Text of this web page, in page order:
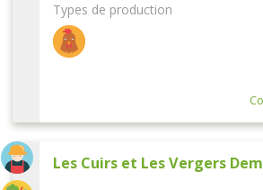
Types de production
Les Cuirs et Les Vergers